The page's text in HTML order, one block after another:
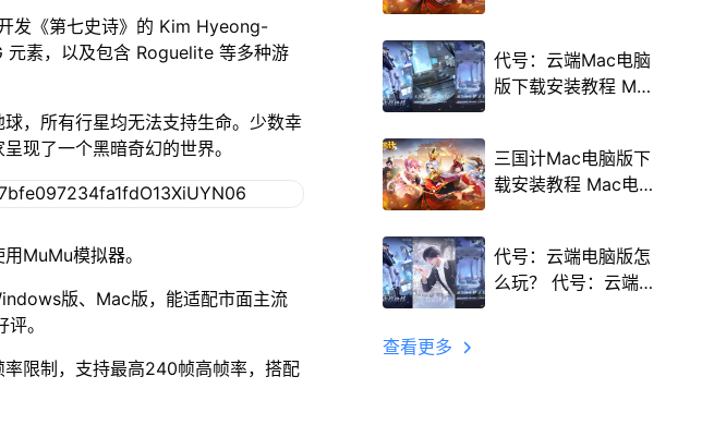
发《第七史诗》的 Kim Hyeong-
元素，以及包含 Roguelite 等多种游
，所有行星均无法支持生命。少数幸
现了一个黑暗奇幻的世界。
MuMu模拟器。
版、Mac版，能适配市面主流
。
限制，支持最高240帧高帧率，搭配
程
代号：云端Mac电脑
版下载安装教程 Mac
三国计Mac电脑版下
载安装教程 Mac电脑
代号：云端电脑版怎
么玩？ 代号：云端性
查看更多